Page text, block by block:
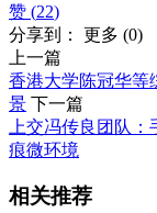
赞 (22)
分享到： 更多 (0)
上一篇
香港大学陈冠华等
景 下一篇
上交冯传良团队
痕微环境
相关推荐